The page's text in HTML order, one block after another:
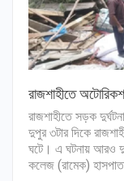
রাজশাহীতে
রাজশাহীতে সড়ক
দুপুর ৩টার দিকে
ঘটে। এ ঘটনায় আরও
কলেজ (রামেক)